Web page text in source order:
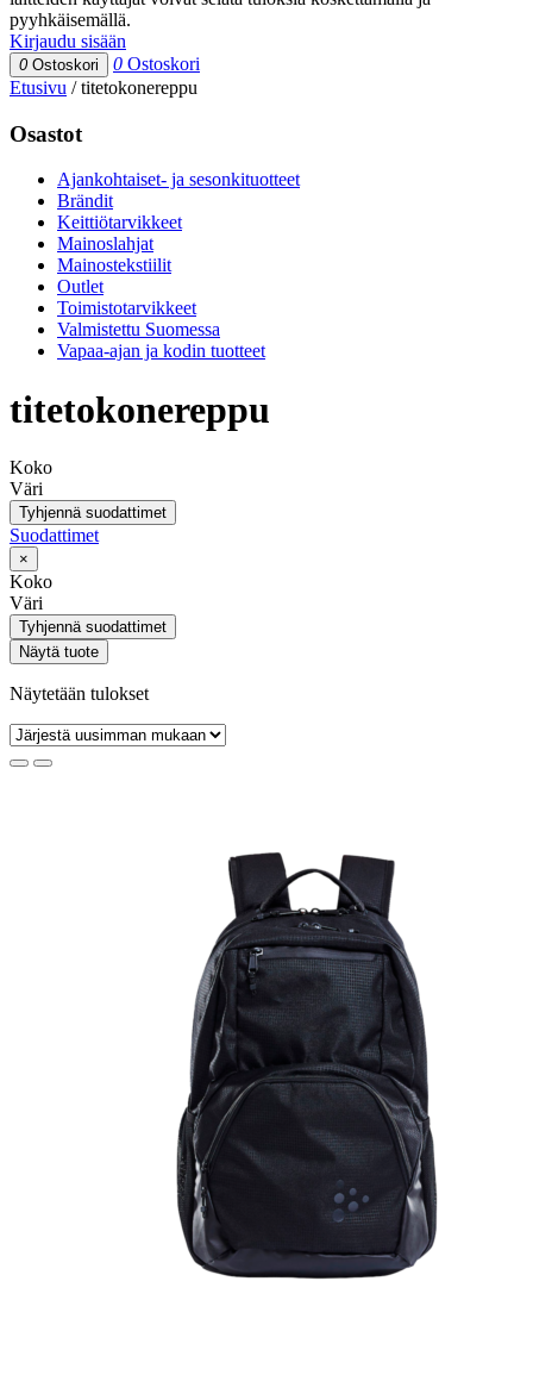
pyyhkäisemällä.
Kirjaudu sisään
0 Ostoskori 0 Ostoskori
Etusivu /titetokonereppu
Osastot
Ajankohtaiset- ja sesonkituotteet
Brändit
Keittiötarvikkeet
Mainoslahjat
Mainostekstiilit
Outlet
Toimistotarvikkeet
Valmistettu Suomessa
Vapaa-ajan ja kodin tuotteet
titetokonereppu
Koko
Väri
Tyhjennä suodattimet
Suodattimet
×
Koko
Väri
Tyhjennä suodattimet
Näytä tuote
Näytetään tulokset